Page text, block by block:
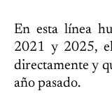
En esta línea
2021 y 2025,
directamente y
año pasado.